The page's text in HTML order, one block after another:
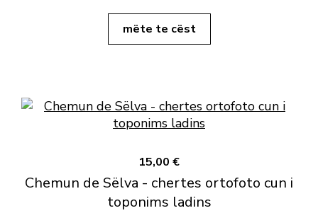
mëte te cëst
15,00 €
Chemun de Sëlva - chertes ortofoto cun i
toponims ladins